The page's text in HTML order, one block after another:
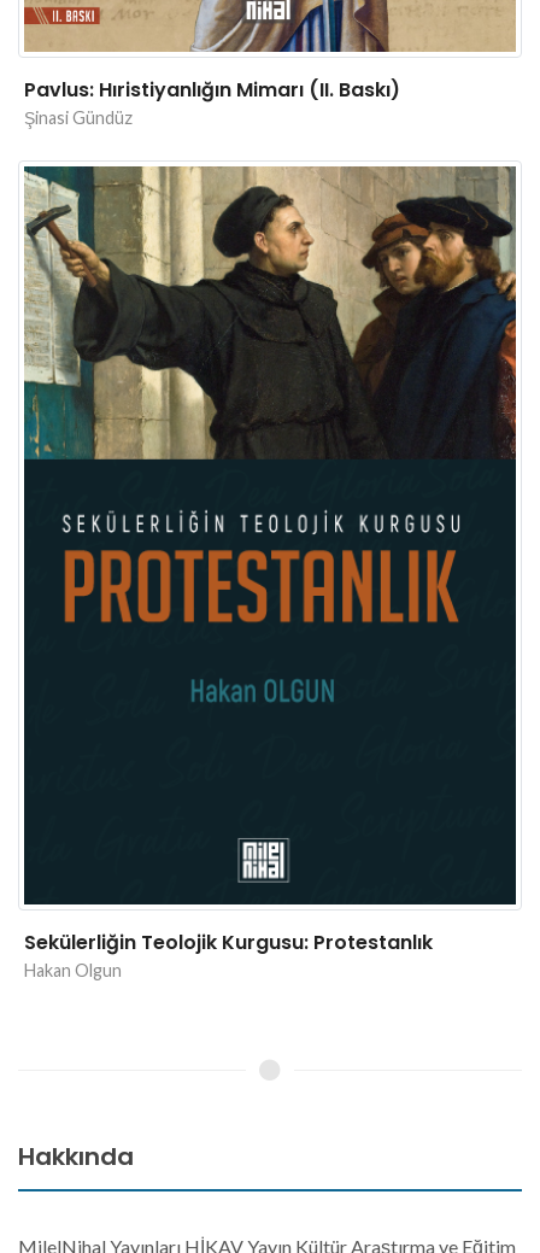
Pavlus: Hıristiyanlığın Mimarı (II. Baskı)
Şinasi Gündüz
Sekülerliğin Teolojik Kurgusu: Protestanlık
Hakan Olgun
Hakkında
MilelNihal Yayınları HİKAV Yayın Kültür Araştırma ve Eğitim